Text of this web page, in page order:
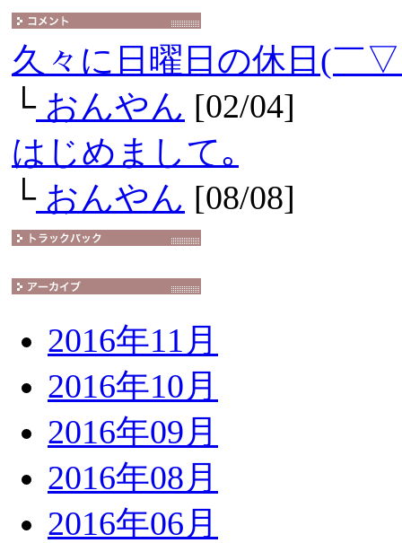
久々に日曜日の休日(￣
└おんやん [02/04]
はじめまして｡
└おんやん [08/08]
2016年11月
2016年10月
2016年09月
2016年08月
2016年06月